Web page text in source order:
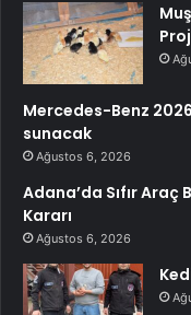
Mercedes-Benz
sunacak
Ağustos 6, 2026
Adana’da Sıfır Araç
Kararı
Ağustos 6, 2026